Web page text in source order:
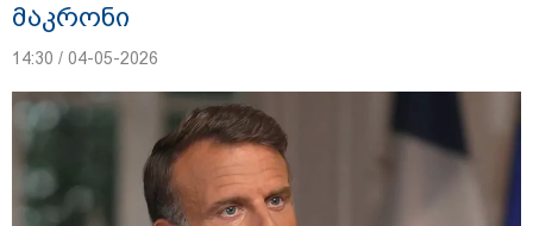
"ფოტოსურათი, რომელზეც ახლა
ვისაუბრებ, ნია იმნაძის ერთ-ერთმა
მეგობარმა გამომიგზავნა..." - ეკა
კუპატაძე
მაკრონი
14:30 / 04-05-2026